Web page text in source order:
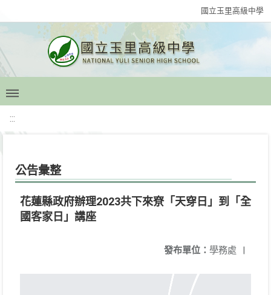
國立玉里高級中學
:::
公告彙整
花蓮縣政府辦理2023共下來尞「天穿日」到「全
國客家日」講座
發布單位： 學務處 |